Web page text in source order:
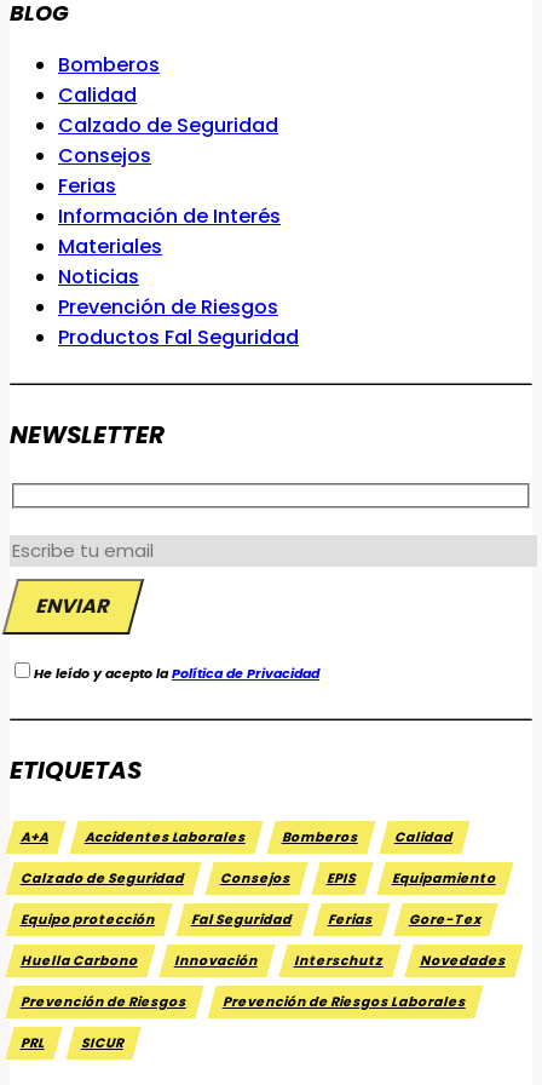
BLOG
Bomberos
Calidad
Calzado de Seguridad
Consejos
Ferias
Información de Interés
Materiales
Noticias
Prevención de Riesgos
Productos Fal Seguridad
NEWSLETTER
He leído y acepto laPolítica de Privacidad
ETIQUETAS
A+A Accidentes Laborales Bomberos Calidad
Calzado de Seguridad Consejos EPIS Equipamiento
Equipo protección Fal Seguridad Ferias Gore-Tex
Huella Carbono Innovación Interschutz Novedades
Prevención de Riesgos Prevención de Riesgos Laborales
PRL SICUR